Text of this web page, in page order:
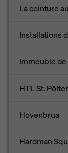
La ceinture
Installations
Immeuble de
HTL St.
Hovenbrua
Hardman